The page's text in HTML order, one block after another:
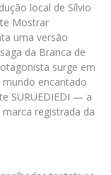
local de Sílvio
Mostrar
uma versão
da Branca de
surge em
encantado
SURUEDIEDI — a
registrada da